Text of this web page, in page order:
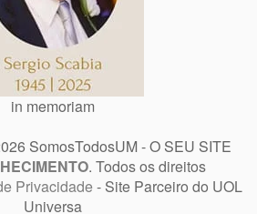
in memoriam
SomosTodosUM - O SEU SITE
. Todos os direitos
Privacidade - Site Parceiro do UOL
Universa